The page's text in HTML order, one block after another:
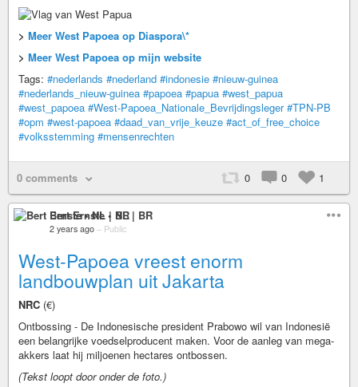
> Meer West Papoea op Diaspora\*
> Meer West Papoea op mijn website
Tags: #nederlands #nederland #indonesie #nieuw-guinea
#nederlands_nieuw-guinea #papoea #papua #west_papua
#west_papoea #West-Papoea_Nationale_Bevrijdingsleger #TPN-PB
#opm #west-papoea #daad_van_vrije_keuze #act_of_free_choice
#volksstemming #mensenrechten
0 comments 0 0 1
Bert Ernste • NL | BR
2 years ago – Public
West-Papoea vreest enorm
landbouwplan uit Jakarta
NRC (€)
Ontbossing - De Indonesische president Prabowo wil van Indonesië
een belangrijke voedselproducent maken. Voor de aanleg van mega-
akkers laat hij miljoenen hectares ontbossen.
(Tekst loopt door onder de foto.)